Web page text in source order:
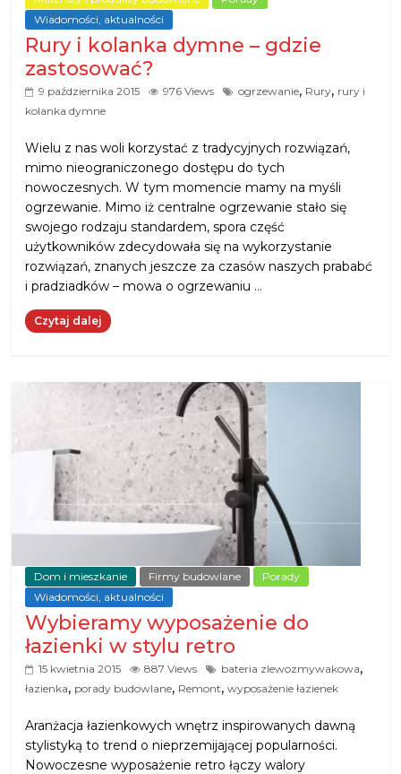
Wiadomości, aktualności
Rury i kolanka dymne – gdzie
zastosować?
9 października 2015 976 Views ogrzewanie, Rury, rury i
kolanka dymne
Wielu z nas woli korzystać z tradycyjnych rozwiązań,
mimo nieograniczonego dostępu do tych
nowoczesnych. W tym momencie mamy na myśli
ogrzewanie. Mimo iż centralne ogrzewanie stało się
swojego rodzaju standardem, spora część
użytkowników zdecydowała się na wykorzystanie
rozwiązań, znanych jeszcze za czasów naszych prababć
i pradziadków – mowa o ogrzewaniu …
Czytaj dalej
Dom i mieszkanie Firmy budowlane
Porady
Wiadomości, aktualności
Wybieramy wyposażenie do
łazienki w stylu retro
15 kwietnia 2015 887 Views bateria zlewozmywakowa,
łazienka, porady budowlane, Remont,wyposażenie łazienek
Aranżacja łazienkowych wnętrz inspirowanych dawną
stylistyką to trend o nieprzemijającej popularności.
Nowoczesne wyposażenie retro łączy walory